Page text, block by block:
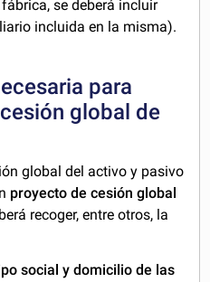
se deberá incluir
incluida en la misma).
para
global de
global del activo y pasivo
proyecto de cesión global
recoger, entre otros, la
social y domicilio de las